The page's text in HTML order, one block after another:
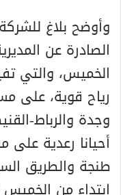
وأوضح بلاغ
الصادرة عن
الخميس، والتي
رياح قوية، على
وجدة والرباط-
أحيانا رعدية على
طنجة والطريق
ابتداء من